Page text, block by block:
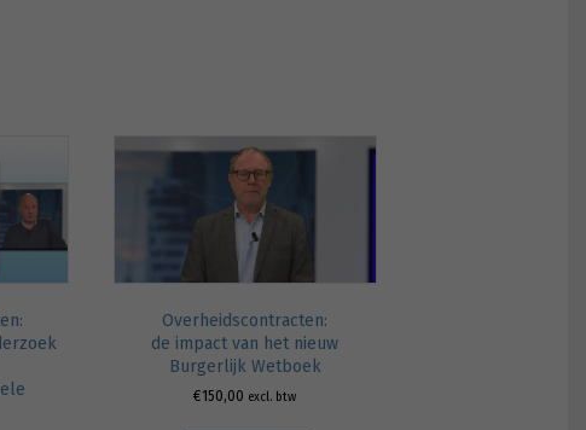
Overheidscontracten:
de impact van het nieuw
Burgerlijk Wetboek
€150,00 excl. btw